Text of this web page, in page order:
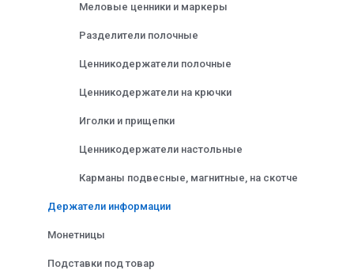
Меловые ценники и маркеры
Разделители полочные
Ценникодержатели полочные
Ценникодержатели на крючки
Иголки и прищепки
Ценникодержатели настольные
Карманы подвесные, магнитные, на скотче
Держатели информации
Монетницы
Подставки под товар